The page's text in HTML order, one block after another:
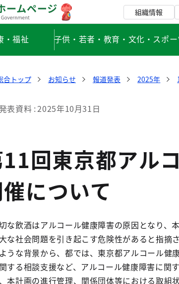
組織情報
・福祉 子供・若者・教育・文化・スポー
合トップ お知らせ 報道発表 2025年
表資料 2025年10月31日
回東京都アル
について
な飲酒はアルコール健康障害の原因となり、
な社会問題を引き起こす危険性があると指摘さ
うな背景から、都では、東京都アルコール
する相談支援など、アルコール健康障害に関
本計画の進行管理、関係団体等における取